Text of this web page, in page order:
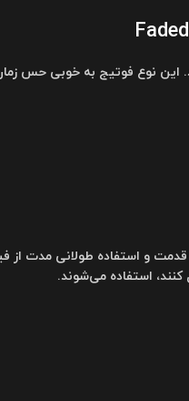
این نوع فوتیج به خوبی حس
و استفاده طولانی مدت از
استفاده می‌شوند.